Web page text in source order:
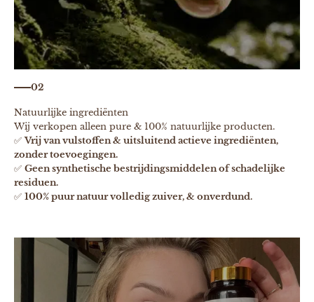
02
Natuurlijke ingrediënten
Wij verkopen alleen pure & 100% natuurlijke producten.
✅Vrij van vulstoffen & uitsluitend actieve ingrediënten,
zonder toevoegingen.
✅ Geen synthetische bestrijdingsmiddelen of schadelijke
residuen.
✅ 100% puur natuur volledig zuiver, & onverdund.